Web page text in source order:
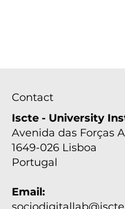
Contact
Iscte - University
Avenida das Forças
1649-026 Lisboa
Portugal
Email: